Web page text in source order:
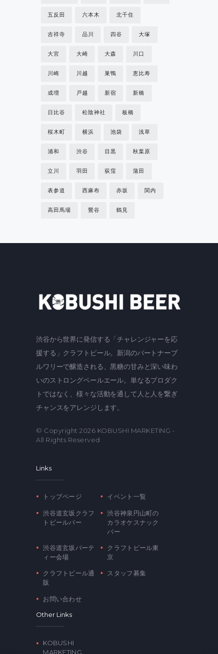
五反田 六本木 北千住
吉祥寺 品川 四谷 大塚
大宮 大崎 大森 川口
川崎 川越 巣鴨 恵比寿
成増 戸越 新宿 新橋
日比谷 松陰神社 板橋
桜木町 横浜 池袋 浅草
浦和 渋谷 目黒 秋葉原
立川 羽田 荻窪 蒲田
表参道 西麻布 赤坂 関内
高田馬場 鶯谷 鶴見
渋谷から世界に発信する「チャレンジャーを応
援する」クラフトビール。新潟のパートナーブ
ルワリーで醸造される、黒糖の甘みと深い味わ
いのストロングペールエール。単なるプロダク
トではなく、様々な活動を通して人と人を繋ぎ
チャンスをアレンジします。
© Copyright 2026 KOBUSHI MARKETING -
All Rights Reserved
Links
トップページ イベント一覧
渋谷道玄坂クラフ
トビールバー
渋谷神泉円山町の
カラオケスナック
バー
渋谷道玄坂パーテ
ィー会場
クラフトビール東
京
クラフトビール通
販
スタッフ募集
お問い合わせ
Other Links
KOBUSHI
MARKETING